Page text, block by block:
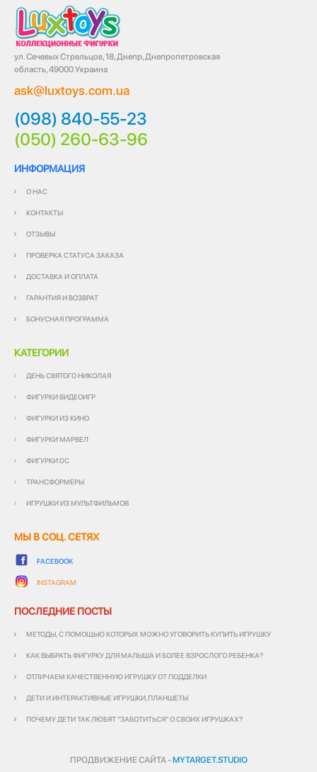
ул. Сечевых Стрельцов, 18, Днепр, Днепропетровская
область, 49000 Украина
ask@luxtoys.com.ua
(098) 840-55-23
(050) 260-63-96
ИНФОРМАЦИЯ
О НАС
КОНТАКТЫ
ОТЗЫВЫ
ПРОВЕРКА СТАТУСА ЗАКАЗА
ДОСТАВКА И ОПЛАТА
ГАРАНТИЯ И ВОЗВРАТ
БОНУСНАЯ ПРОГРАММА
КАТЕГОРИИ
ДЕНЬ СВЯТОГО НИКОЛАЯ
ФИГУРКИ ВИДЕОИГР
ФИГУРКИ ИЗ КИНО
ФИГУРКИ МАРВЕЛ
ФИГУРКИ DC
ТРАНСФОРМЕРЫ
ИГРУШКИ ИЗ МУЛЬТФИЛЬМОВ
МЫ В СОЦ. СЕТЯХ
FACEBOOK
INSTAGRAM
ПОСЛЕДНИЕ ПОСТЫ
МЕТОДЫ, С ПОМОЩЬЮ КОТОРЫХ МОЖНО УГОВОРИТЬ КУПИТЬ ИГРУШКУ
КАК ВЫБРАТЬ ФИГУРКУ ДЛЯ МАЛЫША И БОЛЕЕ ВЗРОСЛОГО РЕБЕНКА?
ОТЛИЧАЕМ КАЧЕСТВЕННУЮ ИГРУШКУ ОТ ПОДДЕЛКИ
ДЕТИ И ИНТЕРАКТИВНЫЕ ИГРУШКИ,ПЛАНШЕТЫ
ПОЧЕМУ ДЕТИ ТАК ЛЮБЯТ "ЗАБОТИТЬСЯ" О СВОИХ ИГРУШКАХ?
ПРОДВИЖЕНИЕ САЙТА -MYTARGET.STUDIO